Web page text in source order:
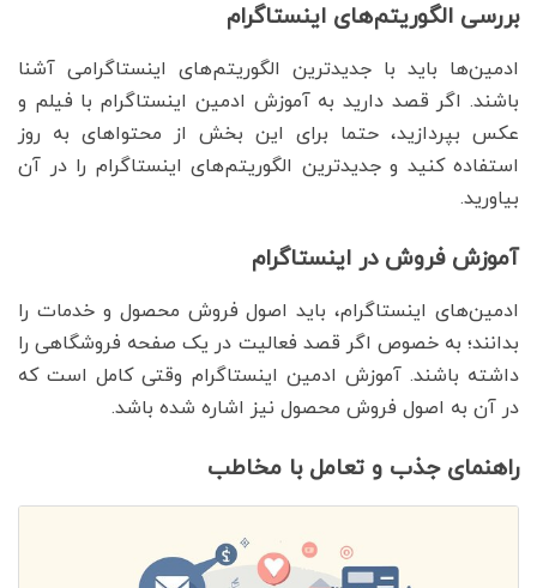
بررسی الگوریتم‌های اینستاگرام
ادمین‌ها باید با جدیدترین الگوریتم‌های اینستاگرامی آشنا
باشند. اگر قصد دارید به آموزش ادمین اینستاگرام با فیلم و
عکس بپردازید، حتما برای این بخش از محتواهای به روز
استفاده کنید و جدیدترین الگو‌ریتم‌های اینستاگرام را در آن
بیاورید.
آموزش فروش در اینستاگرام
ادمین‌های اینستاگرام، باید اصول فروش محصول و خدمات را
بدانند؛ به خصوص اگر قصد فعالیت در یک صفحه فروشگاهی را
داشته باشند. آموزش ادمین اینستاگرام وقتی کامل است که
در آن به اصول فروش محصول نیز اشاره شده باشد.
راهنمای جذب و تعامل با مخاطب